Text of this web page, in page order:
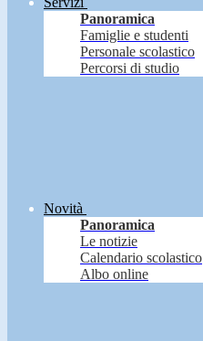
Panoramica
Famiglie e studenti
Personale scolastico
Percorsi di studio
Novità
Panoramica
Le notizie
Calendario scolastico
Albo online